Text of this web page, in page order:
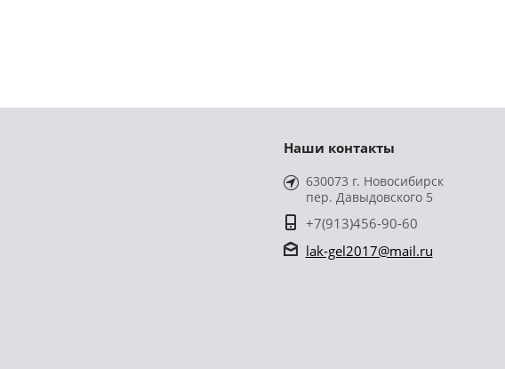
Наши контакты
630073 г. Новосибирск
пер. Давыдовского 5
+7(913)456-90-60
lak-gel2017@mail.ru